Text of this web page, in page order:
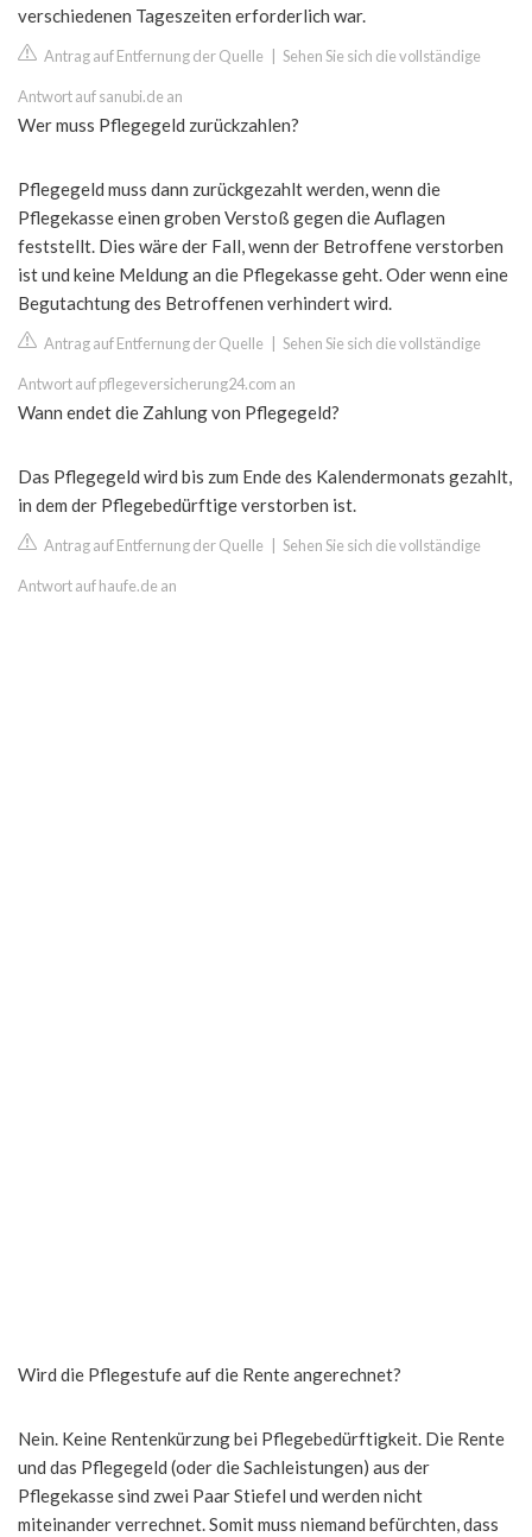
verschiedenen Tageszeiten erforderlich war.
Antrag auf Entfernung der Quelle Sehen Sie sich die vollständige
Antwort auf sanubi.de an
Wer muss Pflegegeld zurückzahlen?
Pflegegeld muss dann zurückgezahlt werden, wenn die
Pflegekasse einen groben Verstoß gegen die Auflagen
feststellt. Dies wäre der Fall, wenn der Betroffene verstorben
ist und keine Meldung an die Pflegekasse geht. Oder wenn eine
Begutachtung des Betroffenen verhindert wird.
Antrag auf Entfernung der Quelle Sehen Sie sich die vollständige
Antwort auf pflegeversicherung24.com an
Wann endet die Zahlung von Pflegegeld?
Das Pflegegeld wird bis zum Ende des Kalendermonats gezahlt,
in dem der Pflegebedürftige verstorben ist.
Antrag auf Entfernung der Quelle Sehen Sie sich die vollständige
Antwort auf haufe.de an
Wird die Pflegestufe auf die Rente angerechnet?
Nein. Keine Rentenkürzung bei Pflegebedürftigkeit. Die Rente
und das Pflegegeld (oder die Sachleistungen) aus der
Pflegekasse sind zwei Paar Stiefel und werden nicht
miteinander verrechnet. Somit muss niemand befürchten, dass